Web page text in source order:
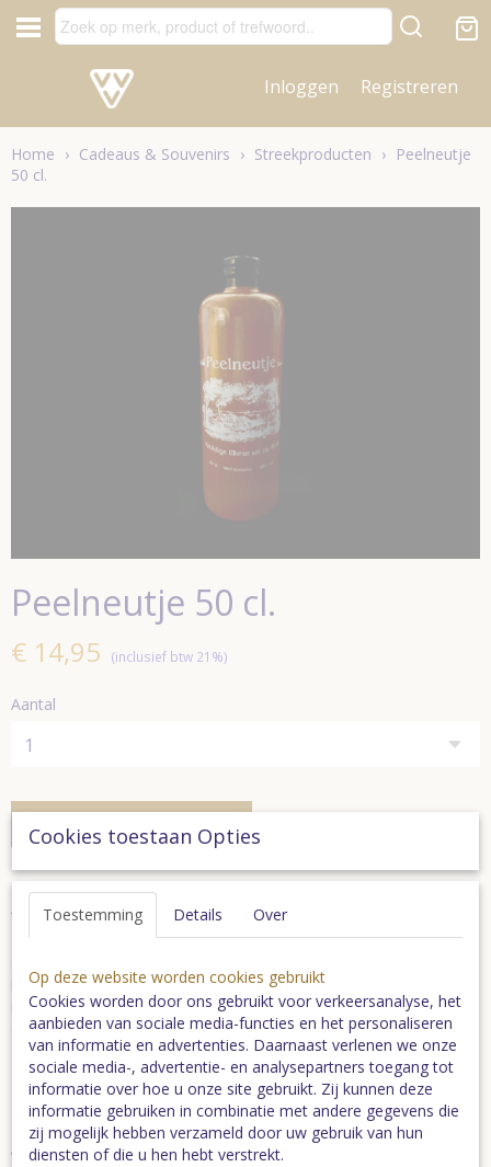
Inloggen Registreren
Home › Cadeaus & Souvenirs › Streekproducten › Peelneutje
50 cl.
Peelneutje 50 cl.
€ 14,95 (inclusief btw 21%)
Aantal
In winkelwagen
Peelneutje kruidenbitter uit de Peel
De noeste peelwerkers die vroeger in weer en wind den turf
borrel, hebben ons geïnspireerd om deze kostelijke drank, die
naar kruiden, bitters, anijs, rum en vooral naar méér smaakt te
doen herleven.
Inhoud 50 cl.
Let op:de streekproducten en - pakketten worden niet per post
verzonden i.v.m. breuk, maar kunnen worden afgehaald bij de
Cookies toestaan Opties
Toestemming Details Over
Op deze website worden cookies gebruikt
Cookies worden door ons gebruikt voor verkeersanalyse, het
aanbieden van sociale media-functies en het personaliseren
van informatie en advertenties. Daarnaast verlenen we onze
sociale media-, advertentie- en analysepartners toegang tot
informatie over hoe u onze site gebruikt. Zij kunnen deze
informatie gebruiken in combinatie met andere gegevens die
zij mogelijk hebben verzameld door uw gebruik van hun
diensten of die u hen hebt verstrekt.